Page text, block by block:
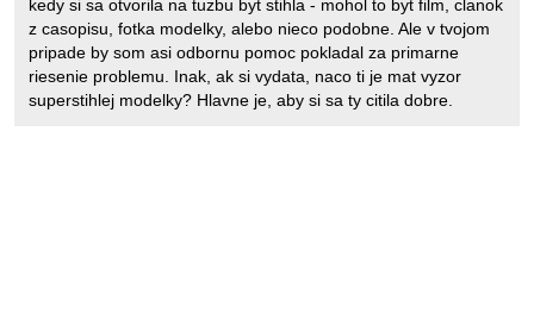
kedy si sa otvorila na tuzbu byt stihla - mohol to byt film, clanok
z casopisu, fotka modelky, alebo nieco podobne. Ale v tvojom
pripade by som asi odbornu pomoc pokladal za primarne
riesenie problemu. Inak, ak si vydata, naco ti je mat vyzor
superstihlej modelky? Hlavne je, aby si sa ty citila dobre.